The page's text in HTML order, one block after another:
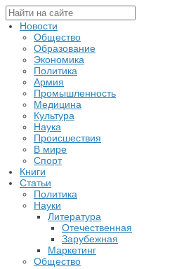
Новости
Общество
Образование
Экономика
Политика
Армия
Промышленность
Медицина
Культура
Наука
Происшествия
В мире
Спорт
Книги
Статьи
Политика
Науки
Литература
Отечественная
Зарубежная
Маркетинг
Общество